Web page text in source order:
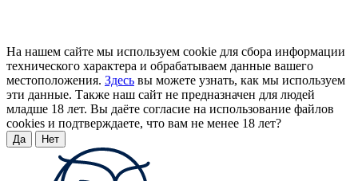
На нашем сайте мы используем cookie для сбора информации
технического характера и обрабатываем данные вашего
местоположения. Здесь вы можете узнать, как мы используем
эти данные. Также наш сайт не предназначен для людей
младше 18 лет. Вы даёте согласие на использование файлов
cookies и подтверждаете, что вам не менее 18 лет?
Да Нет